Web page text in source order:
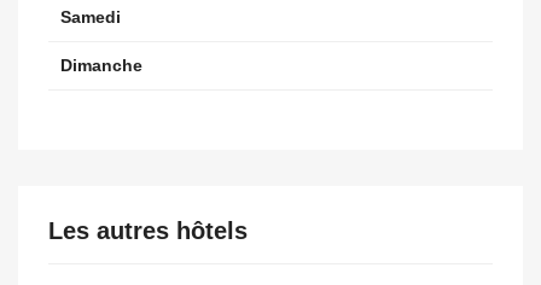
Samedi
Dimanche
Les autres hôtels